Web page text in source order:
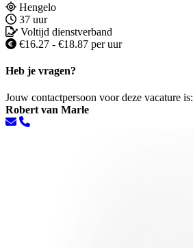
Hengelo
37 uur
Voltijd dienstverband
€16.27 - €18.87 per uur
Heb je vragen?
Jouw contactpersoon voor deze vacature is:
Robert van Marle